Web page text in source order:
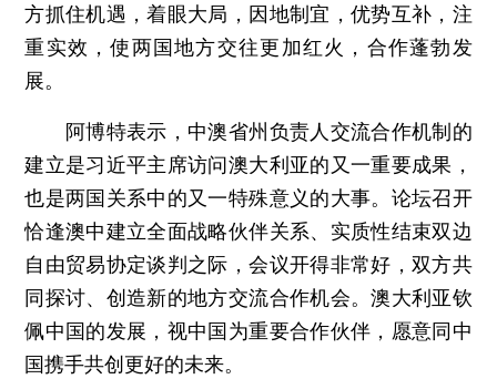
方抓住机遇，着眼大局，因地制宜，优势互补，注
重实效，使两国地方交往更加红火，合作蓬勃发
展。
阿博特表示，中澳省州负责人交流合作机制的
建立是习近平主席访问澳大利亚的又一重要成果，
也是两国关系中的又一特殊意义的大事。论坛召开
恰逢澳中建立全面战略伙伴关系、实质性结束双边
自由贸易协定谈判之际，会议开得非常好，双方共
同探讨、创造新的地方交流合作机会。澳大利亚钦
佩中国的发展，视中国为重要合作伙伴，愿意同中
国携手共创更好的未来。